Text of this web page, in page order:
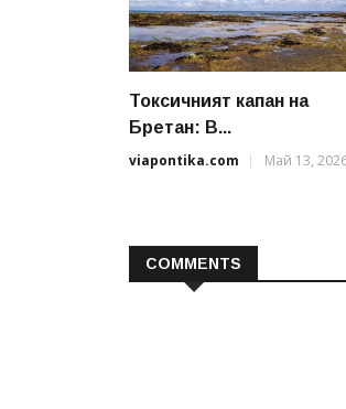
Токсичният капан на
Бретан: В...
viapontika.com
Май 13,
COMMENTS